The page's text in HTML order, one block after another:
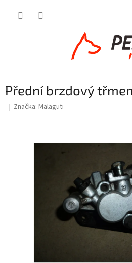
Přední brzdový
Značka: Malaguti